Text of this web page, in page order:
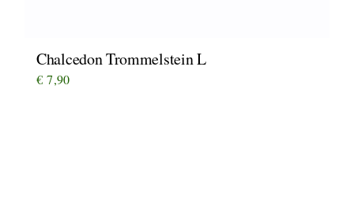
Chalcedon Trommelstein L
€ 7,90